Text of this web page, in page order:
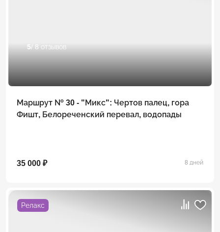
5/ 8 отзывов
Маршрут № 30 - "Микс": Чертов палец, гора
Фишт, Белореченский перевал, водопады
35 000 ₽ 8 дней
Релакс